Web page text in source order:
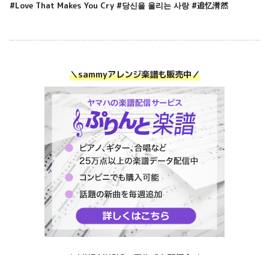
#Love That Makes You Cry #당신을 울리는 사랑#追忆潸然
＼sammyアレンジ楽譜も販売中／